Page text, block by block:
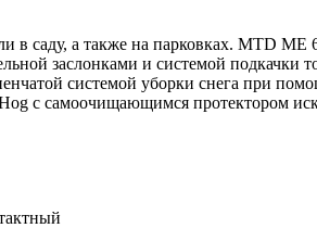
в саду, а также на парковках. MTD
заслонками и системой
системой уборки снега при
с самоочищающимся протектором